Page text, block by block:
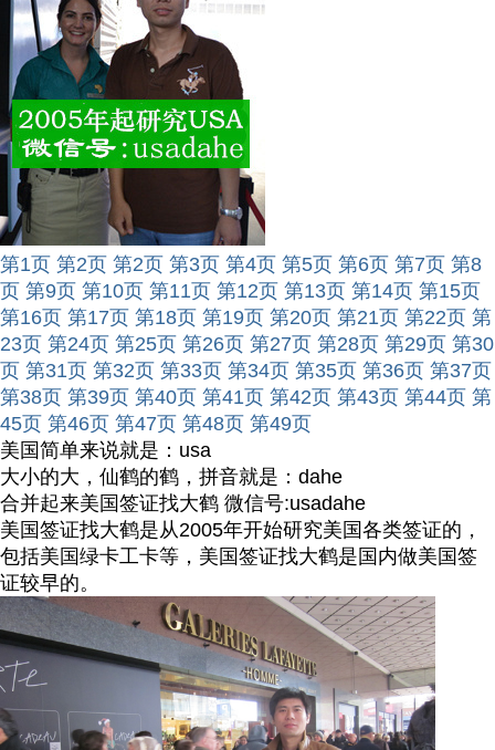
第1页 第2页 第2页 第3页 第4页 第5页 第6页 第7页 第8
页 第9页 第10页 第11页 第12页 第13页 第14页 第15页
第16页 第17页 第18页 第19页 第20页 第21页 第22页 第
23页 第24页 第25页 第26页 第27页 第28页 第29页 第30
页 第31页 第32页 第33页 第34页 第35页 第36页 第37页
第38页 第39页 第40页 第41页 第42页 第43页 第44页 第
45页 第46页 第47页 第48页 第49页
美国简单来说就是：usa
大小的大，仙鹤的鹤，拼音就是：dahe
合并起来美国签证找大鹤 微信号:usadahe
美国签证找大鹤是从2005年开始研究美国各类签证的，
包括美国绿卡工卡等，美国签证找大鹤是国内做美国签
证较早的。